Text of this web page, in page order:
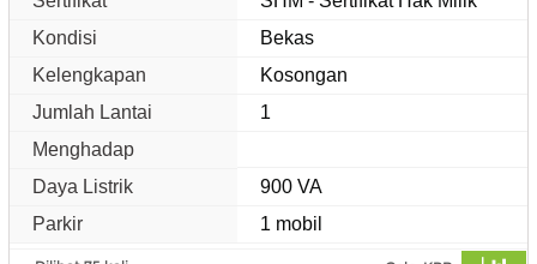
Kondisi
Bekas
Kelengkapan
Kosongan
Jumlah Lantai
1
Menghadap
Daya Listrik
900 VA
Parkir
1 mobil